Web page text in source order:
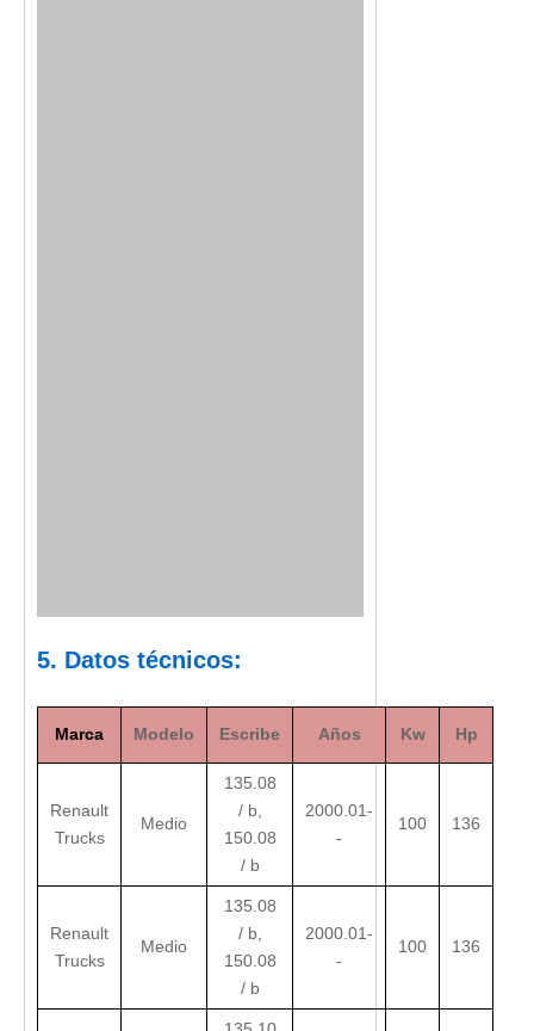
5. Datos técnicos:
Marca Modelo Escribe Años Kw Hp
Renault
Trucks
Medio
135.08
/ b,
150.08
/ b
2000.01-
-
100 136
Renault
Trucks
Medio
135.08
/ b,
150.08
/ b
2000.01-
-
100 136